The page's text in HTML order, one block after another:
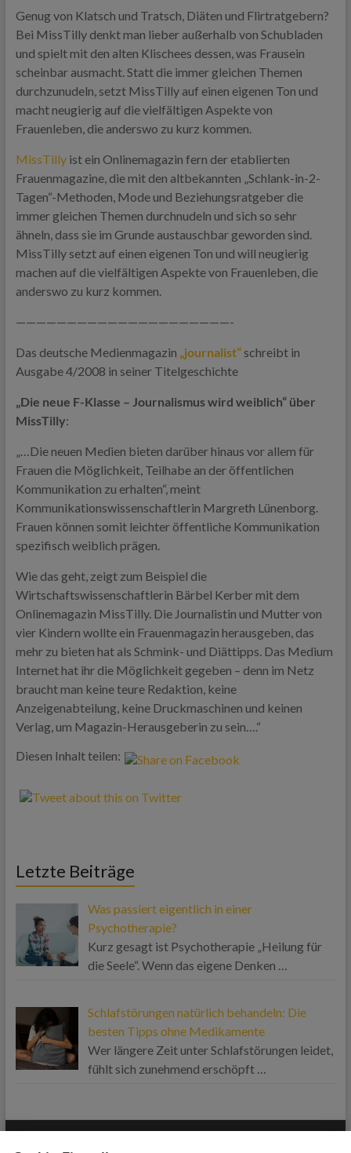
Genug von Klatsch und Tratsch, Diäten und Flirtratgebern?
Bei MissTilly denkt man lieber außerhalb von Schubladen
und spielt mit den alten Klischees dessen, was Frausein
scheinbar ausmacht. Statt die immer gleichen Themen
durchzunudeln, setzt MissTilly auf einen eigenen Ton und
macht neugierig auf die vielfältigen Aspekte von
Frauenleben, die anderswo zu kurz kommen.
MissTillyist ein Onlinemagazin fern der etablierten
Frauenmagazine, die mit den altbekannten „Schlank-in-2-
Tagen“-Methoden, Mode und Beziehungsratgeber die
immer gleichen Themen durchnudeln und sich so sehr
ähneln, dass sie im Grunde austauschbar geworden sind.
MissTilly setzt auf einen eigenen Ton und will neugierig
machen auf die vielfältigen Aspekte von Frauenleben, die
anderswo zu kurz kommen.
—————————————————————-
Das deutsche Medienmagazin „journalist“schreibt in
Ausgabe 4/2008 in seiner Titelgeschichte
„Die neue F-Klasse – Journalismus wird weiblich“ über
MissTilly:
„…Die neuen Medien bieten darüber hinaus vor allem für
Frauen die Möglichkeit, Teilhabe an der öffentlichen
Kommunikation zu erhalten“, meint
Kommunikationswissenschaftlerin Margreth Lünenborg.
Frauen können somit leichter öffentliche Kommunikation
spezifisch weiblich prägen.
Wie das geht, zeigt zum Beispiel die
Wirtschaftswissenschaftlerin Bärbel Kerber mit dem
Onlinemagazin MissTilly. Die Journalistin und Mutter von
vier Kindern wollte ein Frauenmagazin herausgeben, das
mehr zu bieten hat als Schmink- und Diättipps. Das Medium
Internet hat ihr die Möglichkeit gegeben – denn im Netz
braucht man keine teure Redaktion, keine
Anzeigenabteilung, keine Druckmaschinen und keinen
Verlag, um Magazin-Herausgeberin zu sein….“
Diesen Inhalt teilen:
Letzte Beiträge
Was passiert eigentlich in einer
Psychotherapie?
Kurz gesagt ist Psychotherapie „Heilung für
die Seele“. Wenn das eigene Denken …
Schlafstörungen natürlich behandeln: Die
besten Tipps ohne Medikamente
Wer längere Zeit unter Schlafstörungen leidet,
fühlt sich zunehmend erschöpft